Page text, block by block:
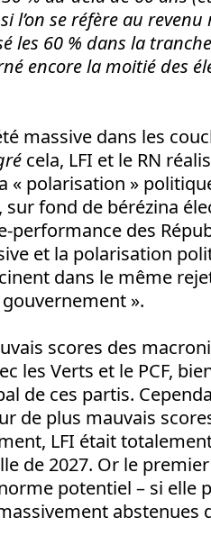
l’on se réfère au
les 60 % dans la
encore la moitié des
massive dans les
cela, LFI et le RN
« polarisation »
sur fond de bérézina
performance des
et la polarisation
dans le même
».
scores des
les Verts et le PCF,
de ces partis.
de plus mauvais
LFI était
de 2027. Or le
potentiel – si elle
abstenues